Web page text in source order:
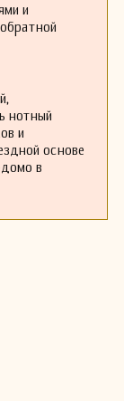
и
того, он
включил
что особенно
композитора в
часть его
и
нотный
и
основе
в